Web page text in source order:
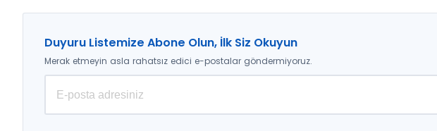
Duyuru Listemize Abone Olun, İlk Siz Okuyun
Merak etmeyin asla rahatsız edici e-postalar göndermiyoruz.